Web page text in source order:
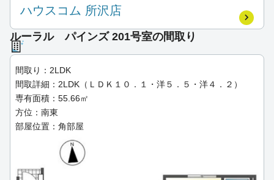
ハウスコム 所沢店
ルーラル パインズ 201号室の間取り
間取り：2LDK
間取詳細：2LDK（ＬＤＫ１０．１・洋５．５・洋４．２）
専有面積：55.66㎡
方位：南東
部屋位置：角部屋